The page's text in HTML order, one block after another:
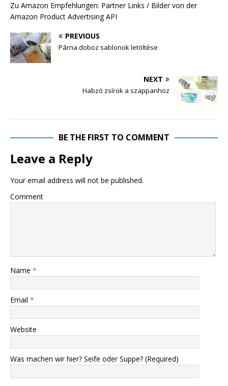
Zu Amazon Empfehlungen: Partner Links / Bilder von der
Amazon Product Advertising API
PREVIOUS
Párna doboz sablonok letöltése
NEXT
Habzó zsírok a szappanhoz
BE THE FIRST TO COMMENT
Leave a Reply
Your email address will not be published.
Comment
Name *
Email *
Website
Was machen wir hier? Seife oder Suppe? (Required)